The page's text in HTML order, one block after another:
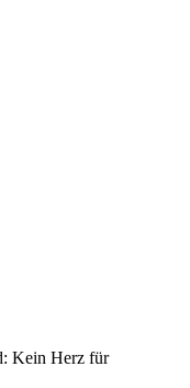
Kein Herz für